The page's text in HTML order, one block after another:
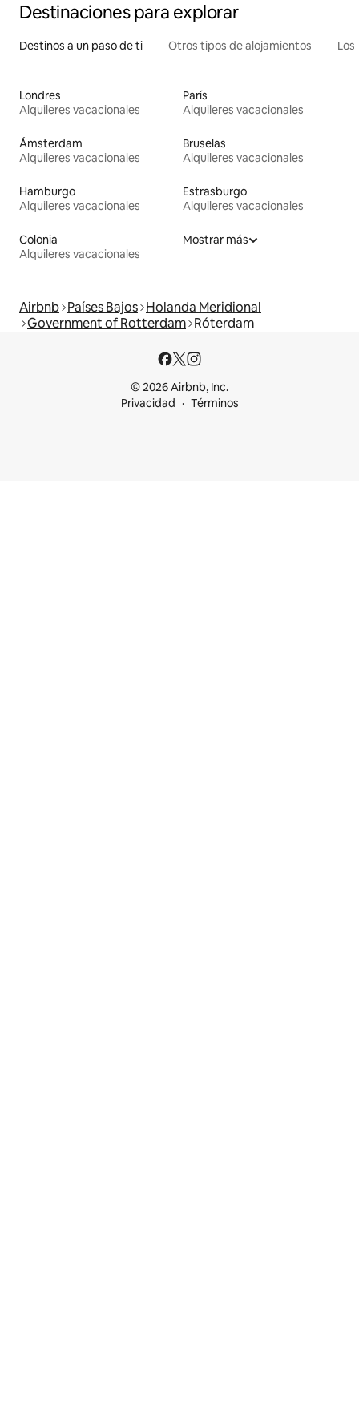
Destinaciones para explorar
Destinos a un paso de ti Otros tipos de alojamientos
Londres
Alquileres vacacionales
París
Alquileres vacacionales
Ámsterdam
Alquileres vacacionales
Bruselas
Alquileres vacacionales
Hamburgo
Alquileres vacacionales
Estrasburgo
Alquileres vacacionales
Colonia
Alquileres vacacionales
Mostrar más
Airbnb Países Bajos Holanda Meridional
Government of Rotterdam Róterdam
© 2026 Airbnb, Inc.
Privacidad
Términos